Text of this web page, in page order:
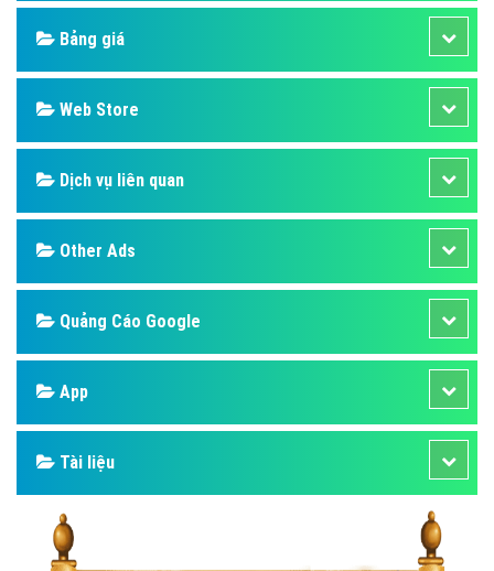
Bảng giá
Web Store
Dịch vụ liên quan
Other Ads
Quảng Cáo Google
App
Tài liệu